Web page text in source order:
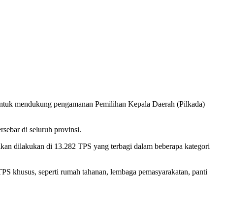
mendukung pengamanan Pemilihan Kepala Daerah (Pilkada)
di seluruh provinsi.
dilakukan di 13.282 TPS yang terbagi dalam beberapa kategori
khusus, seperti rumah tahanan, lembaga pemasyarakatan, panti